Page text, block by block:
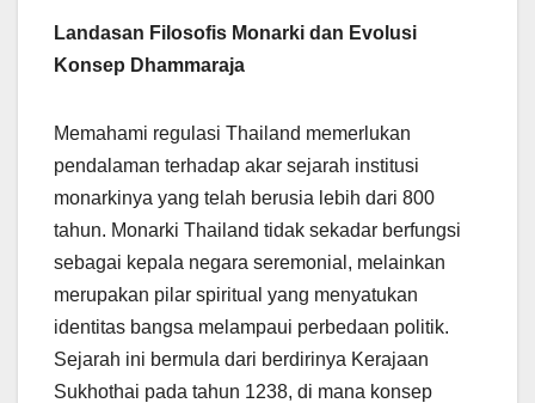
Landasan Filosofis Monarki dan Evolusi
Konsep Dhammaraja
Memahami regulasi Thailand memerlukan
pendalaman terhadap akar sejarah institusi
monarkinya yang telah berusia lebih dari 800
tahun. Monarki Thailand tidak sekadar berfungsi
sebagai kepala negara seremonial, melainkan
merupakan pilar spiritual yang menyatukan
identitas bangsa melampaui perbedaan politik.
Sejarah ini bermula dari berdirinya Kerajaan
Sukhothai pada tahun 1238, di mana konsep